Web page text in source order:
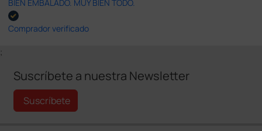
BIEN EMBALADO. MUY BIEN TODO.
Comprador verificado
;
Suscríbete a nuestra Newsletter
Suscríbete